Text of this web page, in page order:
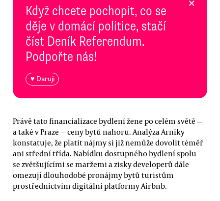
Když chcete pochopit, co se
děje v domácí politice, stačí
číst Deník Referendum.
Podpořte nás!
♥ Daruji
Právě tato financializace bydlení žene po celém světě —
a také v Praze — ceny bytů nahoru. Analýza Arniky
konstatuje, že platit nájmy si již nemůže dovolit téměř
ani střední třída. Nabídku dostupného bydlení spolu
se zvětšujícími se maržemi a zisky developerů dále
omezují dlouhodobé pronájmy bytů turistům
prostřednictvím digitální platformy Airbnb.